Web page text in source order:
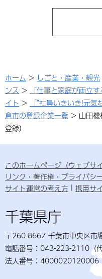
ホーム > しごと・産業・観光
ンス >
「仕事と家庭が両立
イト > 「“社員いきいき!元
倉市の登録企業一覧 > 山田機
登録）
このホームページ（ウェブサ
リンク・著作権・プライバシ
サイト運営の考え方
携帯サ
千葉県庁
〒260-8667 千葉市中央区市
電話番号：043-223-2110（
法人番号：4000020120006